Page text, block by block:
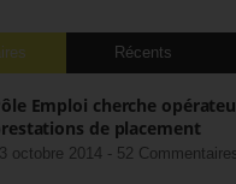
Récents
Emploi cherche
de placement
octobre 2014 - 52